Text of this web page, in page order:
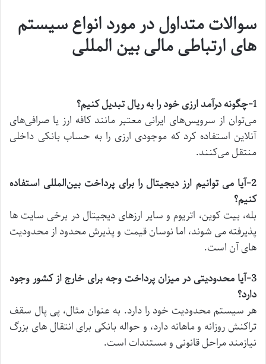
سوالات متداول در مورد انواع سیستم
های ارتباطی مالی بین المللی
1-چگونه درآمد ارزی خود را به ریال تبدیل کنیم؟
می‌توان از سرویس‌های ایرانی معتبر مانند کافه ارز یا صرافی‌های
آنلاین استفاده کرد که موجودی ارزی را به حساب بانکی داخلی
منتقل می‌کنند.
2- آیا می‌ توانیم ارز دیجیتال را برای پرداخت بین‌المللی استفاده
کنیم؟
بله، بیت کوین، اتریوم و سایر ارزهای دیجیتال در برخی سایت‌ ها
پذیرفته می ‌شوند، اما نوسان قیمت و پذیرش محدود از محدودیت‌
های آن است.
3- آیا محدودیتی در میزان پرداخت وجه برای خارج از کشور وجود
دارد؟
هر سیستم محدودیت خود را دارد. به عنوان مثال، پی ‌پال سقف
تراکنش روزانه و ماهانه دارد، و حواله بانکی برای انتقال‌ های بزرگ
نیازمند مراحل قانونی و مستندات است.